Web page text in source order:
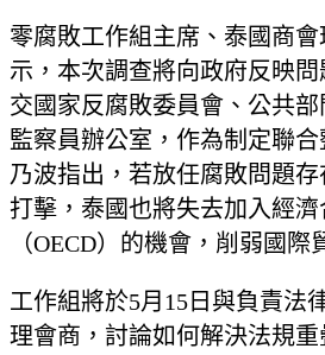
零腐敗工作組主席、泰國商
示，本次調查將向政府反映
交國家反腐敗委員會、公共
監察員辦公室，作為制定聯合
乃波指出，若放任腐敗問題
打擊，泰國也將失去加入經
（OECD）的機會，削弱國際
工作組將於5月15日與負責法
理會商，討論如何解決法規